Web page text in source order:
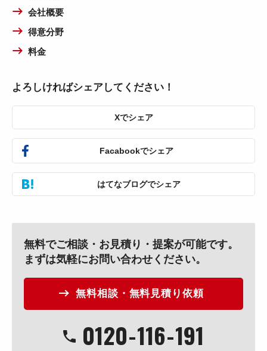
会社概要
得意分野
料金
よろしければシェアしてください！
Xでシェア
Facabookでシェア
はてなブログでシェア
無料でご相談・お見積り・提案が可能です。
まずは気軽にお問い合わせください。
無料相談・無料見積り依頼
0120-116-191